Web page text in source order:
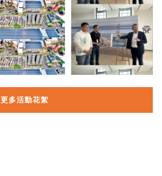
更多活動花絮